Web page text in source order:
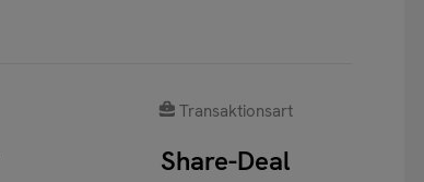
Transaktionsart
Share-Deal